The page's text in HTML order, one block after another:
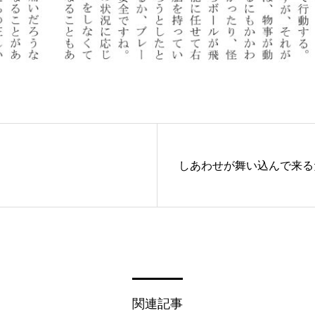
しあわせが舞い込んで来
関連記事